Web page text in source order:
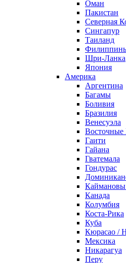
Оман
Пакистан
Северная
Сингапур
Таиланд
Шри-Ланка
Япония
Америка
Аргентина
Багамы
Боливия
Бразилия
Венесуэла
Гаити
Гайана
Гватемала
Гондурас
Каймановы
Канада
Колумбия
Коста-Рика
Куба
Кюрасао /
Мексика
Никарагуа
Перу